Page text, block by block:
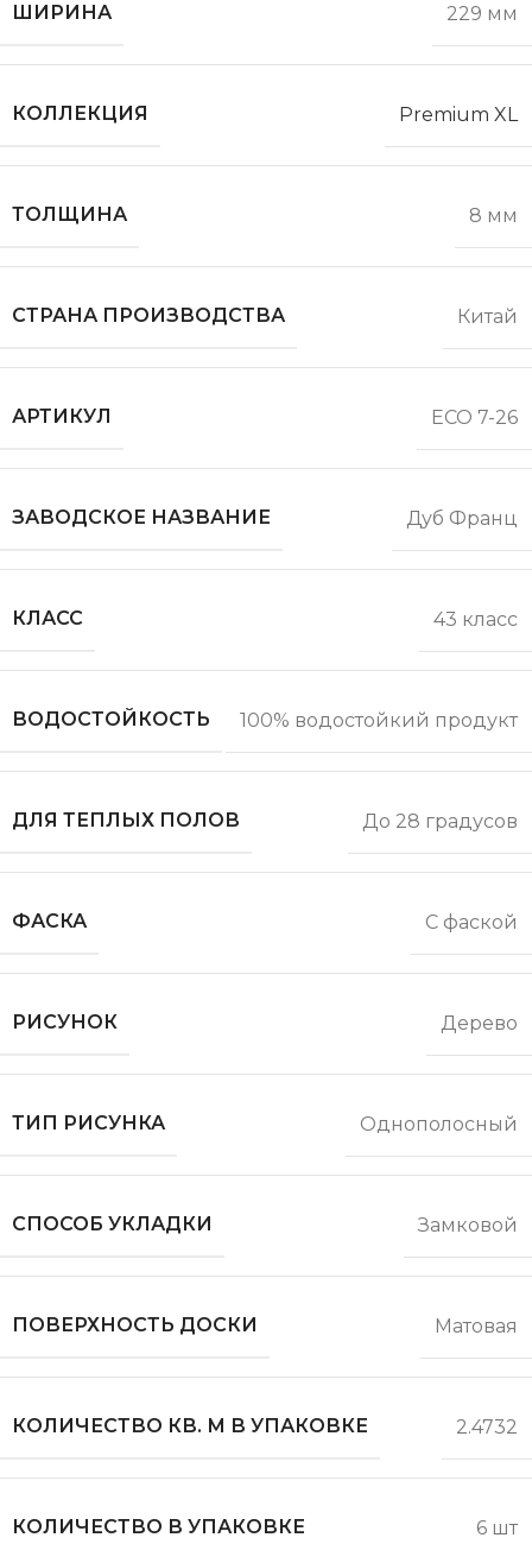
ШИРИНА 229 мм
КОЛЛЕКЦИЯ Premium XL
ТОЛЩИНА 8 мм
СТРАНА ПРОИЗВОДСТВА Китай
АРТИКУЛ ECO 7-26
ЗАВОДСКОЕ НАЗВАНИЕ Дуб Франц
КЛАСС 43 класс
ВОДОСТОЙКОСТЬ 100% водостойкий продукт
ДЛЯ ТЕПЛЫХ ПОЛОВ До 28 градусов
ФАСКА С фаской
РИСУНОК Дерево
ТИП РИСУНКА Однополосный
СПОСОБ УКЛАДКИ Замковой
ПОВЕРХНОСТЬ ДОСКИ Матовая
КОЛИЧЕСТВО КВ. М В УПАКОВКЕ 2.4732
КОЛИЧЕСТВО В УПАКОВКЕ 6 шт